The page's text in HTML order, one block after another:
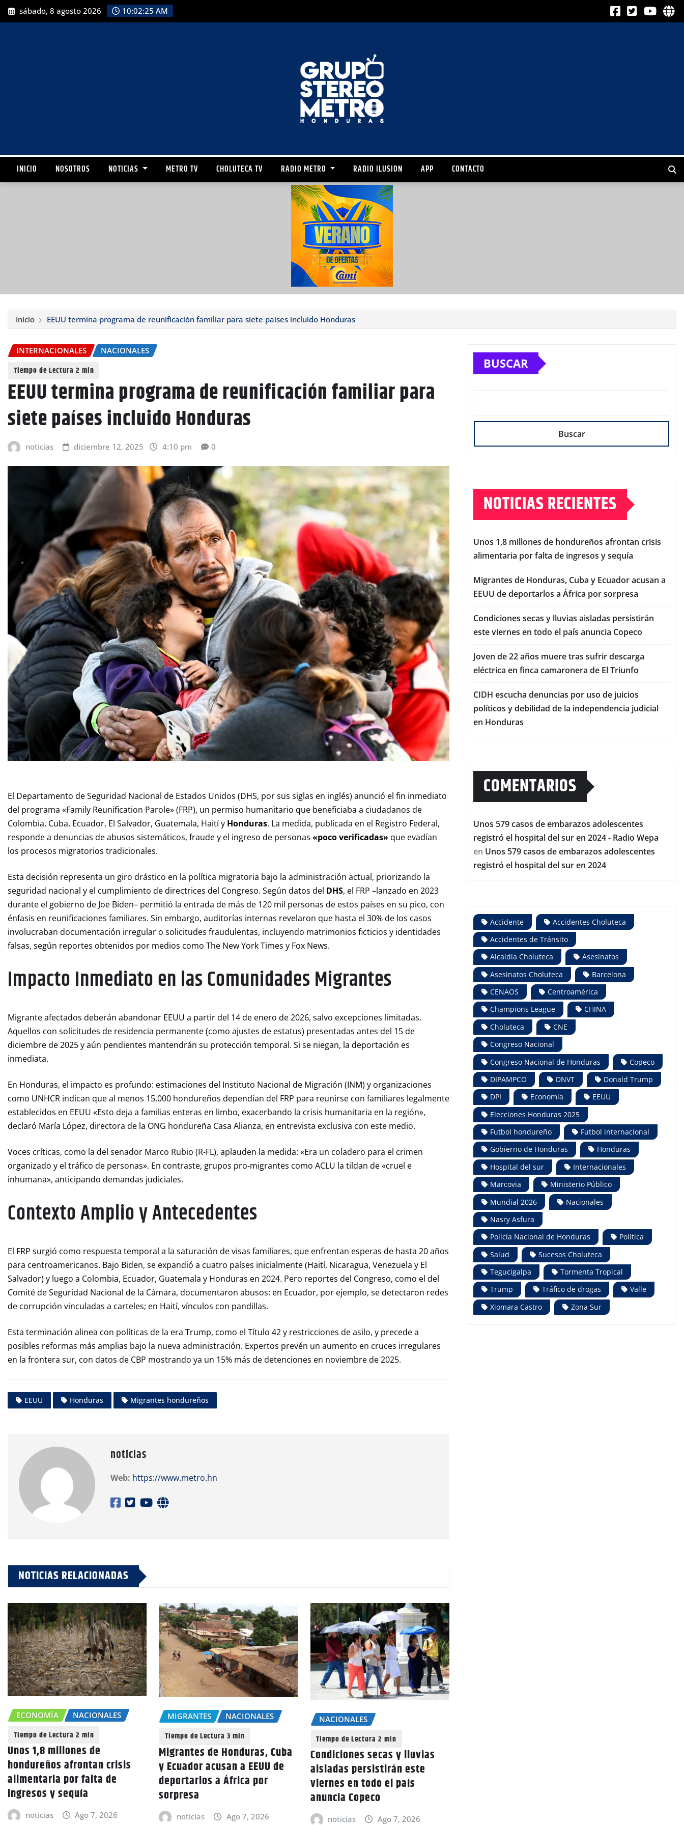
sábado, 8 agosto 2026 10:02:26 AM
INICIO NOSOTROS NOTICIAS METRO TV CHOLUTECA TV RADIO METRO RADIO ILUSION APP CONTACTO
Inicio EEUU termina programa de reunificación familiar para siete países incluido Honduras
INTERNACIONALES NACIONALES
EEUU termina programa de reunificación familiar para
siete países incluido Honduras
noticias diciembre 12, 2025 4:10 pm 0
El Departamento de Seguridad Nacional de Estados Unidos (DHS, por sus siglas en inglés) anunció el fin inmediato
del programa «Family Reunification Parole» (FRP), un permiso humanitario que beneficiaba a ciudadanos de
Colombia, Cuba, Ecuador, El Salvador, Guatemala, Haití y Honduras. La medida, publicada en el Registro Federal,
responde a denuncias de abusos sistemáticos, fraude y el ingreso de personas «poco verificadas» que evadían
los procesos migratorios tradicionales.
Esta decisión representa un giro drástico en la política migratoria bajo la administración actual, priorizando la
seguridad nacional y el cumplimiento de directrices del Congreso. Según datos del DHS, el FRP –lanzado en 2023
durante el gobierno de Joe Biden– permitió la entrada de más de 120 mil personas de estos países en su pico, con
énfasis en reunificaciones familiares. Sin embargo, auditorías internas revelaron que hasta el 30% de los casos
involucraban documentación irregular o solicitudes fraudulentas, incluyendo matrimonios ficticios y identidades
falsas, según reportes obtenidos por medios como The New York Times y Fox News.
Impacto Inmediato en las Comunidades Migrantes
Migrante afectados deberán abandonar EEUU a partir del 14 de enero de 2026, salvo excepciones limitadas.
Aquellos con solicitudes de residencia permanente (como ajustes de estatus) presentadas antes del 15 de
diciembre de 2025 y aún pendientes mantendrán su protección temporal. Si se niegan, la deportación es
inmediata.
En Honduras, el impacto es profundo: estimaciones del Instituto Nacional de Migración (INM) y organizaciones
como UNHCR indican que al menos 15,000 hondureños dependían del FRP para reunirse con familiares legalmente
establecidos en EEUU «Esto deja a familias enteras en limbo, exacerbando la crisis humanitaria en la región»,
declaró María López, directora de la ONG hondureña Casa Alianza, en entrevista exclusiva con este medio.
Voces críticas, como la del senador Marco Rubio (R-FL), aplauden la medida: «Era un coladero para el crimen
organizado y el tráfico de personas». En contraste, grupos pro-migrantes como ACLU la tildan de «cruel e
inhumana», anticipando demandas judiciales.
Contexto Amplio y Antecedentes
El FRP surgió como respuesta temporal a la saturación de visas familiares, que enfrentan esperas de hasta 20 años
para centroamericanos. Bajo Biden, se expandió a cuatro países inicialmente (Haití, Nicaragua, Venezuela y El
Salvador) y luego a Colombia, Ecuador, Guatemala y Honduras en 2024. Pero reportes del Congreso, como el del
Comité de Seguridad Nacional de la Cámara, documentaron abusos: en Ecuador, por ejemplo, se detectaron redes
de corrupción vinculadas a carteles; en Haití, vínculos con pandillas.
Esta terminación alinea con políticas de la era Trump, como el Título 42 y restricciones de asilo, y precede a
posibles reformas más amplias bajo la nueva administración. Expertos prevén un aumento en cruces irregulares
en la frontera sur, con datos de CBP mostrando ya un 15% más de detenciones en noviembre de 2025.
EEUU Honduras Migrantes hondureños
noticias
Web: https://www.metro.hn
NOTICIAS RELACIONADAS
ECONOMÍA NACIONALES
Unos 1,8 millones de
hondureños afrontan crisis
alimentaria por falta de
ingresos y sequía
noticias Ago 7, 2026
MIGRANTES NACIONALES
Migrantes de Honduras, Cuba
y Ecuador acusan a EEUU de
deportarlos a África por
sorpresa
noticias Ago 7, 2026
NACIONALES
Condiciones secas y lluvias
aisladas persistirán este
viernes en todo el país
anuncia Copeco
noticias Ago 7, 2026
BUSCAR
Buscar
NOTICIAS RECIENTES
Unos 1,8 millones de hondureños afrontan crisis
alimentaria por falta de ingresos y sequía
Migrantes de Honduras, Cuba y Ecuador acusan a
EEUU de deportarlos a África por sorpresa
Condiciones secas y lluvias aisladas persistirán
este viernes en todo el país anuncia Copeco
Joven de 22 años muere tras sufrir descarga
eléctrica en finca camaronera de El Triunfo
CIDH escucha denuncias por uso de juicios
políticos y debilidad de la independencia judicial
en Honduras
COMENTARIOS
Unos 579 casos de embarazos adolescentes
registró el hospital del sur en 2024 - Radio Wepa
en Unos 579 casos de embarazos adolescentes
registró el hospital del sur en 2024
Accidente
Accidentes Choluteca
Accidentes de Tránsito
Alcaldía Choluteca
Asesinatos
Asesinatos Choluteca
Barcelona
CENAOS
Centroamérica
Champions League
CHINA
Choluteca
CNE
Congreso Nacional
Congreso Nacional de Honduras
Copeco
DIPAMPCO
DNVT
Donald Trump
DPI
Economía
EEUU
Elecciones Honduras 2025
Futbol hondureño
Futbol internacional
Gobierno de Honduras
Honduras
Hospital del sur
Internacionales
Marcovia
Ministerio Público
Mundial 2026
Nacionales
Nasry Asfura
Policía Nacional de Honduras
Política
Salud
Sucesos Choluteca
Tegucigalpa
Tormenta Tropical
Trump
Tráfico de drogas
Valle
Xiomara Castro
Zona Sur